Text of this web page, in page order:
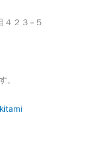
４２３−５
。